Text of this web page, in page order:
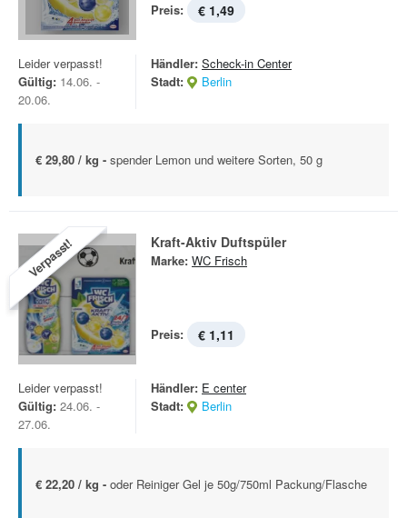
Preis: € 1,49
Leider verpasst!
Gültig: 14.06. -
20.06.
Händler: Scheck-in Center
Stadt:
Berlin
€ 29,80 / kg - spender Lemon und weitere Sorten, 50 g
Verpasst! Kraft-Aktiv Duftspüler
Marke: WC Frisch
Preis: € 1,11
Leider verpasst!
Gültig: 24.06. -
27.06.
Händler: E center
Stadt:
Berlin
€ 22,20 / kg - oder Reiniger Gel je 50g/750ml Packung/Flasche